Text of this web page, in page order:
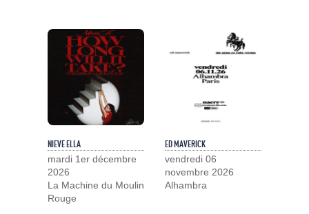
NIEVE ELLA
mardi 1er décembre
2026
La Machine du Moulin
Rouge
ED MAVERICK
vendredi 06
novembre 2026
Alhambra